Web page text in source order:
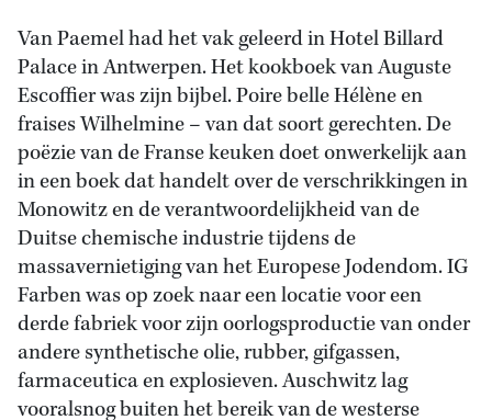
Van Paemel had het vak geleerd in Hotel Billard
Palace in Antwerpen. Het kookboek van Auguste
Escoffier was zijn bijbel. Poire belle Hélène en
fraises Wilhelmine – van dat soort gerechten. De
poëzie van de Franse keuken doet onwerkelijk aan
in een boek dat handelt over de verschrikkingen in
Monowitz en de verantwoordelijkheid van de
Duitse chemische industrie tijdens de
massavernietiging van het Europese Jodendom. IG
Farben was op zoek naar een locatie voor een
derde fabriek voor zijn oorlogsproductie van onder
andere synthetische olie, rubber, gifgassen,
farmaceutica en explosieven. Auschwitz lag
vooralsnog buiten het bereik van de westerse